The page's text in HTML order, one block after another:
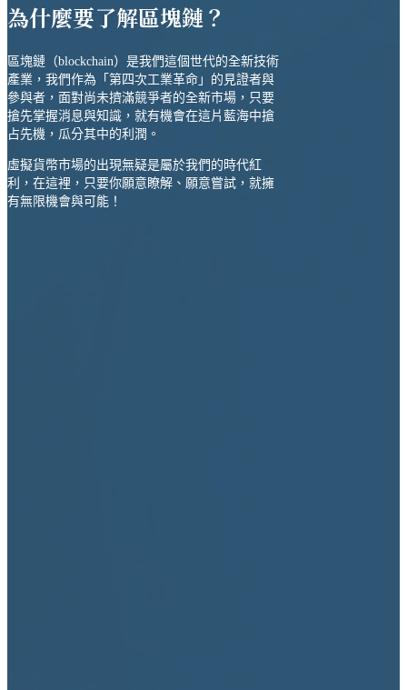
為什麼要了解區塊鏈？
區塊鏈（blockchain）是我們這個世代的全新技術
產業，我們作為「第四次工業革命」的見證者與
參與者，面對尚未擠滿競爭者的全新市場，只要
搶先掌握消息與知識，就有機會在這片藍海中搶
占先機，瓜分其中的利潤。
虛擬貨幣市場的出現無疑是屬於我們的時代紅
利，在這裡，只要你願意瞭解、願意嘗試，就擁
有無限機會與可能！